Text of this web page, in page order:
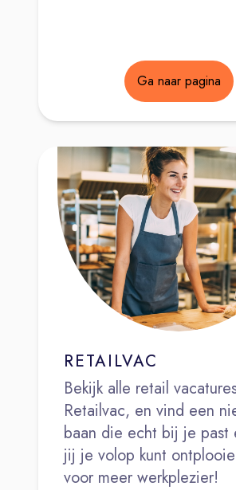
Ga naar pagina
RETAILVAC
Bekijk alle retail
Retailvac, en vind een
baan die echt bij je past
jij je volop kunt
voor meer werkplezier!